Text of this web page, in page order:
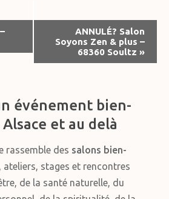
ANNULÉ? Salon
Soyons Zen & plus –
68360 Soultz »
événement bien-
et au delà
rassemble des salons bien-
ateliers, stages et rencontres
de la santé naturelle, du